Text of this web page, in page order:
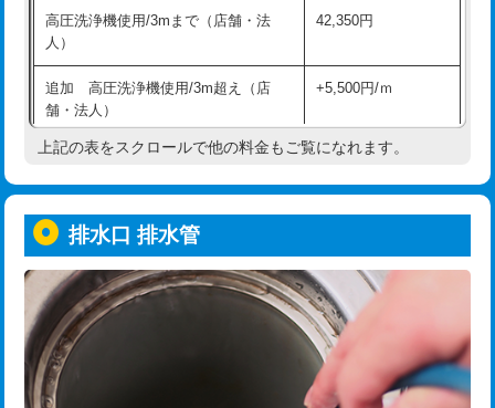
め込み）)
給水管工事※（土の掘削・埋め戻し作
業)
11,000円
給水管工事※（塩ビ管（VP・HI）使
用/3ｍまで)
用（追加）/3ｍ超え)
給水管工事※（ライニング鋼管・銅
管・ポリ管・HT管使用/3ｍまで)
44,000円
給水管工事※（ライニング鋼管・銅
管・ポリ管・HT管使用/3ｍ超え)
+8,800円
高圧洗浄機使用/3mまで（店舗・法
人）
42,350円
追加 高圧洗浄機使用/3m超え（店
舗・法人）
+5,500円/ｍ
高度高圧洗浄換 現地調査
トーラー機使用/3mまで
追加トーラー機使用/3m超え +3,300円
カメラ調査 33,000円
桝清掃 8,800円
上記の表をスクロールで他の料金もご覧になれます。
排水口 排水管